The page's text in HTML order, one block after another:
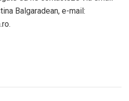
Balgaradean, e-mail: